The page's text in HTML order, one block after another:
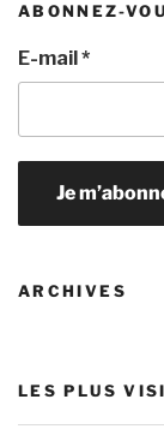
ABONNEZ-
E-mail*
ARCHIVES
LES PLUS